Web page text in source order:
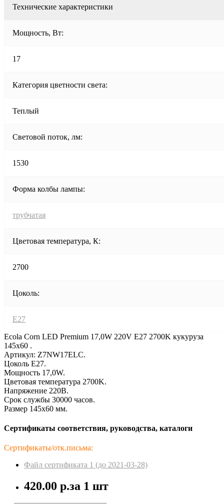
Технические характеристики
Мощность, Вт:
17
Категория цветности света:
Теплый
Световой поток, лм:
1530
Форма колбы лампы:
трубчатая
Цветовая температура, К:
2700
Цоколь:
E27
Ecola Corn LED Premium 17,0W 220V E27 2700K кукуруза
145x60 .
Артикул: Z7NW17ELC.
Цоколь E27.
Мощность 17,0W.
Цветовая температура 2700K.
Напряжение 220В.
Срок службы 30000 часов.
Размер 145x60 мм.
Сертификаты соответствия, руководства, каталоги
Сертификаты/отк.письма:
Файл сертификата 1 (до 2021-03-28)
420.00 р.за 1 шт